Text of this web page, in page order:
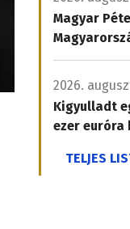
Magyar
2026.
Kigyulladt
ezer euróra
TELJES